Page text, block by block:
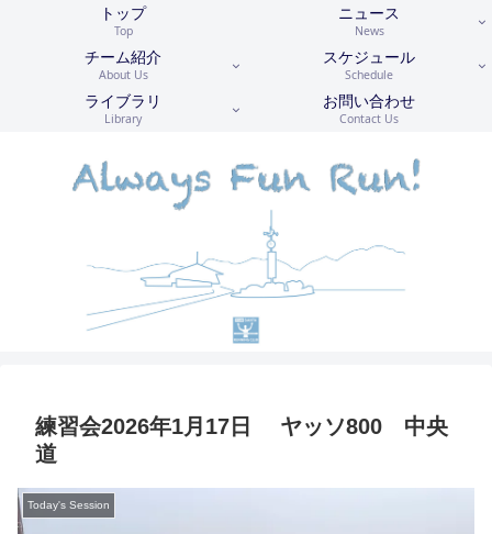
トップ
Top
ニュース
News
チーム紹介
About Us
スケジュール
Schedule
ライブラリ
Library
お問い合わせ
Contact Us
練習会2026年1月17日 ヤッソ800 中央
道
Today's Session